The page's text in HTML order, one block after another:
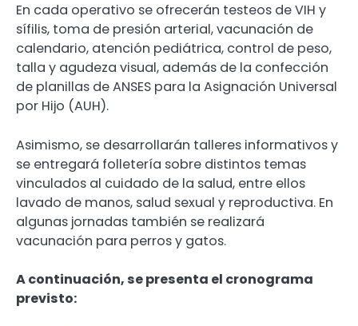
En cada operativo se ofrecerán testeos de VIH y
sífilis, toma de presión arterial, vacunación de
calendario, atención pediátrica, control de peso,
talla y agudeza visual, además de la confección
de planillas de ANSES para la Asignación Universal
por Hijo (AUH).
Asimismo, se desarrollarán talleres informativos y
se entregará folletería sobre distintos temas
vinculados al cuidado de la salud, entre ellos
lavado de manos, salud sexual y reproductiva. En
algunas jornadas también se realizará
vacunación para perros y gatos.
A continuación, se presenta el cronograma
previsto: